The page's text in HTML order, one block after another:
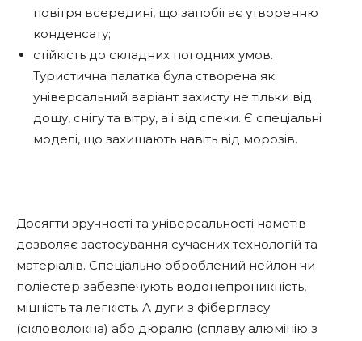
повітря всередині, що запобігає утворенню
конденсату;
стійкість до складних погодних умов.
Туристична палатка була створена як
універсальний варіант захисту не тільки від
дощу, снігу та вітру, а і від спеки. Є спеціальні
моделі, що захищають навіть від морозів.
Досягти зручності та універсальності наметів
дозволяє застосування сучасних технологій та
матеріалів. Спеціально оброблений нейлон чи
поліестер забезпечують водонепроникність,
міцність та легкість. А дуги з фібергласу
(скловолокна) або дюралю (сплаву алюмінію з